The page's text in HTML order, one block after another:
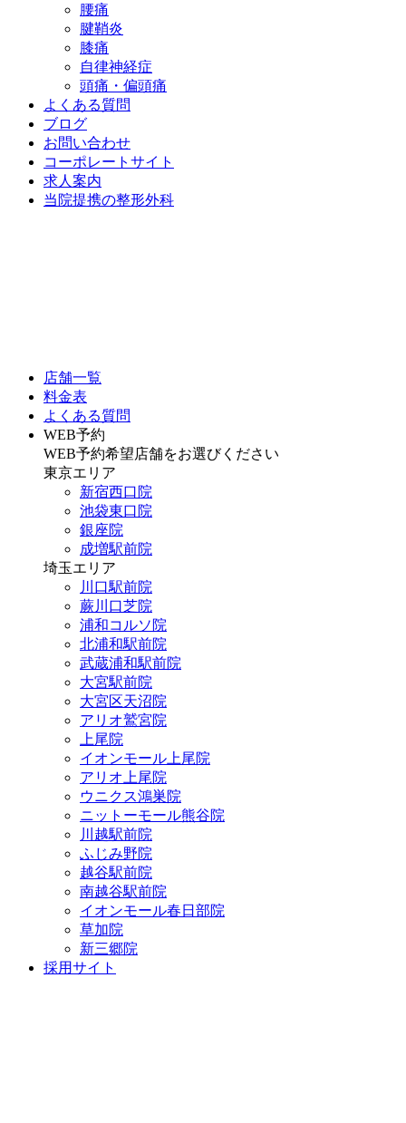
腰痛
腱鞘炎
膝痛
自律神経症
頭痛・偏頭痛
よくある質問
ブログ
お問い合わせ
コーポレートサイト
求人案内
当院提携の整形外科
店舗一覧
料金表
よくある質問
WEB予約
WEB予約希望店舗をお選びください
東京エリア
新宿西口院
池袋東口院
銀座院
成増駅前院
埼玉エリア
川口駅前院
蕨川口芝院
浦和コルソ院
北浦和駅前院
武蔵浦和駅前院
大宮駅前院
大宮区天沼院
アリオ鷲宮院
上尾院
イオンモール上尾院
アリオ上尾院
ウニクス鴻巣院
ニットーモール熊谷院
川越駅前院
ふじみ野院
越谷駅前院
南越谷駅前院
イオンモール春日部院
草加院
新三郷院
採用サイト